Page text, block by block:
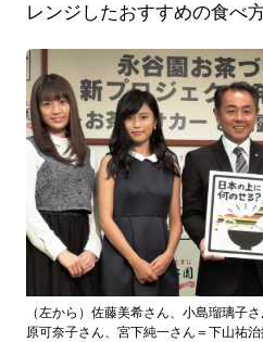
レンジしたおすすめの食べ
（左から）佐藤美希さん、小島瑠璃子
原可奈子さん、宮下純一さん＝下山祐